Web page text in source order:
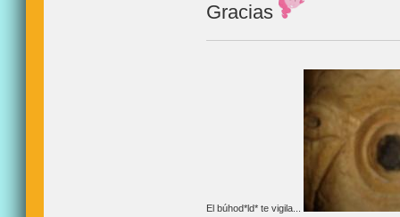
Gracias
El búhod*ld* te vigila...